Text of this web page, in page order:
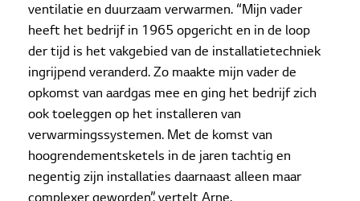
ventilatie en duurzaam verwarmen. “Mijn vader
heeft het bedrijf in 1965 opgericht en in de loop
der tijd is het vakgebied van de installatietechniek
ingrijpend veranderd. Zo maakte mijn vader de
opkomst van aardgas mee en ging het bedrijf zich
ook toeleggen op het installeren van
verwarmingssystemen. Met de komst van
hoogrendementsketels in de jaren tachtig en
negentig zijn installaties daarnaast alleen maar